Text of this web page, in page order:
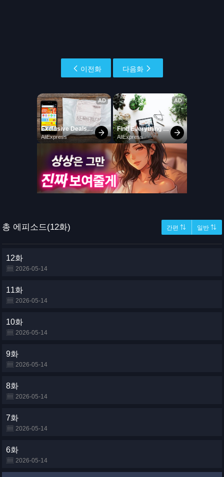
이전화 다음화
총 에피소드(12화) 간편 ⇅ 일반 ⇅
12화
2026-05-14
11화
2026-05-14
10화
2026-05-14
9화
2026-05-14
8화
2026-05-14
7화
2026-05-14
6화
2026-05-14